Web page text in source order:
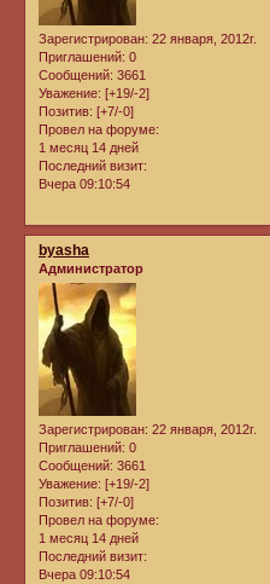
Зарегистрирован: 22 января, 2012г.
Приглашений: 0
Сообщений: 3661
Уважение: [+19/-2]
Позитив: [+7/-0]
Провел на форуме:
1 месяц 14 дней
Последний визит:
Вчера 09:10:54
byasha
Администратор
Зарегистрирован: 22 января, 2012г.
Приглашений: 0
Сообщений: 3661
Уважение: [+19/-2]
Позитив: [+7/-0]
Провел на форуме:
1 месяц 14 дней
Последний визит:
Вчера 09:10:54